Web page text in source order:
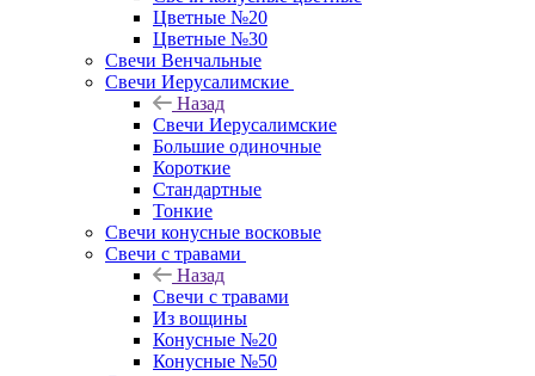
Цветные №20
Цветные №30
Свечи Венчальные
Свечи Иерусалимские
Назад
Свечи Иерусалимские
Большие одиночные
Короткие
Стандартные
Тонкие
Свечи конусные восковые
Свечи с травами
Назад
Свечи с травами
Из вощины
Конусные №20
Конусные №50